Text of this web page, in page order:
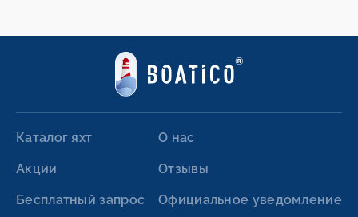
Каталог яхт
Акции
Бесплатный запрос
О нас
Отзывы
Официальное уведомление